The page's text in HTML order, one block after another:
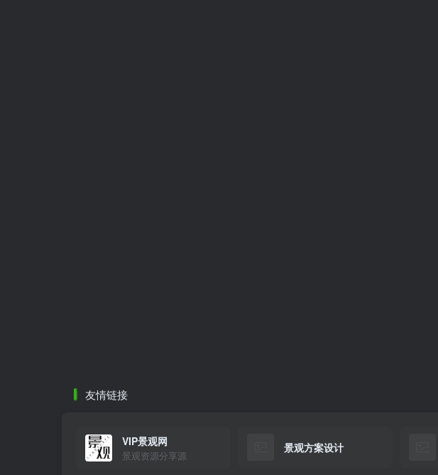
友情链接
VIP景观网
景观资源分享源
景观方案设计